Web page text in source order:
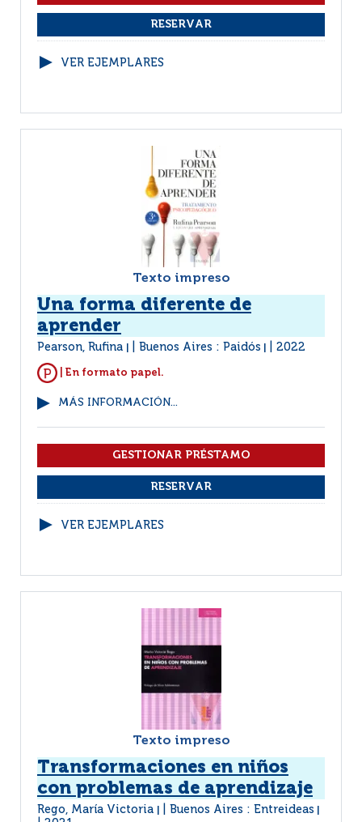
VER EJEMPLARES
Texto impreso
Una forma diferente de
aprender
Pearson, Rufina Buenos Aires : Paidós 2022
| En formato papel.
MÁS INFORMACIÓN...
VER EJEMPLARES
Texto impreso
Transformaciones en niños
con problemas de aprendizaje
Rego, María Victoria Buenos Aires : Entreideas